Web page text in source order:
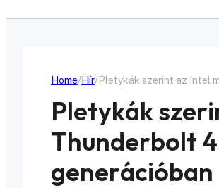
Home Hír Pletykák szerint az Intel
Pletykák
Thunderbolt
generációban